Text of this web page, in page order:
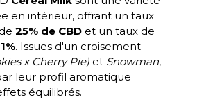
en intérieur, offrant un taux
25% de CBD et un taux de
. Issues d'un croisement
x Cherry Pie) et Snowman,
leur profil aromatique
équilibrés.